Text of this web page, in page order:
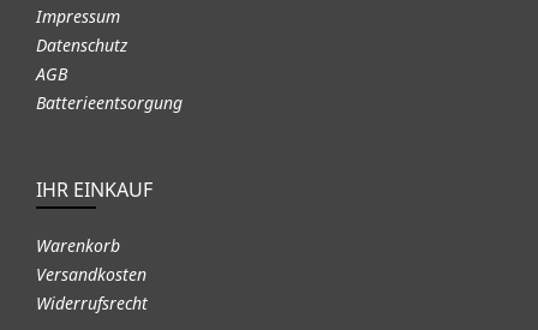
Impressum
Datenschutz
AGB
Batterieentsorgung
IHR EINKAUF
Warenkorb
Versandkosten
Widerrufsrecht